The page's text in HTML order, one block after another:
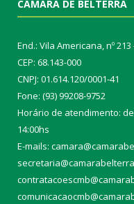
CÂMARA DE BELTERRA
End.: Vila Americana, nº
CEP: 68.143-000
CNPJ: 01.614.120/0001-41
Fone: (93) 99208-9752
Horário de atendimento:
14:00hs
E-mails: